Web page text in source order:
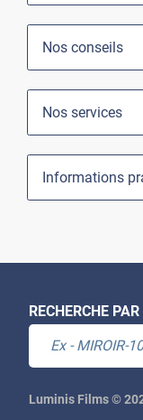
Nos conseils
Nos services
Informations
RECHERCHE
Luminis Films ©